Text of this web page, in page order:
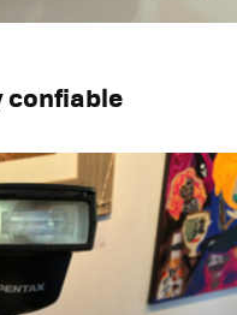
confiable